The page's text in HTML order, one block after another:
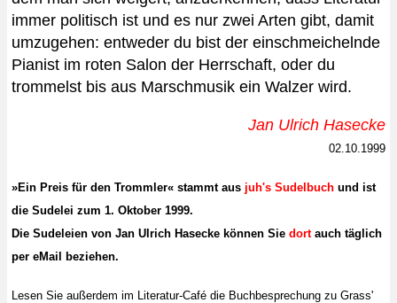
immer politisch ist und es nur zwei Arten gibt, damit
umzugehen: entweder du bist der einschmeichelnde
Pianist im roten Salon der Herrschaft, oder du
trommelst bis aus Marschmusik ein Walzer wird.
Jan Ulrich Hasecke
02.10.1999
»Ein Preis für den Trommler« stammt aus juh's Sudelbuch und ist
die Sudelei zum 1. Oktober 1999.
Die Sudeleien von Jan Ulrich Hasecke können Sie dortauch täglich
per eMail beziehen.
Lesen Sie außerdem im Literatur-Café die Buchbesprechung zu Grass'